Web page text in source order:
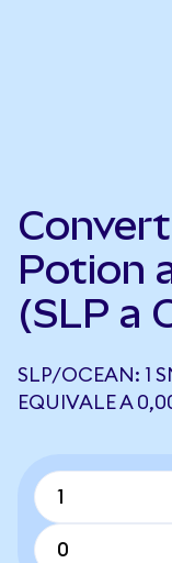
Potion
(SLP a
SLP/OCEAN: 1
EQUIVALE A